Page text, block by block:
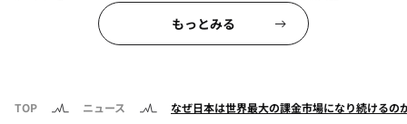
もっとみる
TOP ニュース なぜ日本は世界最大の課金市場になり続ける